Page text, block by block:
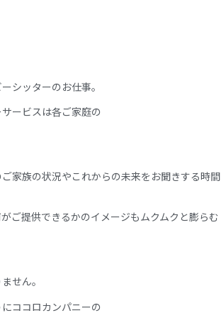
シッターのお仕事。
ービスは各ご家庭の
家族の状況やこれからの未来をお聞きする時間
ご提供できるかのイメージもムクムクと膨らむ
せん。
ココロカンパニーの